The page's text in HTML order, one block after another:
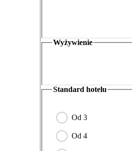
Wyżywienie
Standard hotelu
Od 3
Od 4